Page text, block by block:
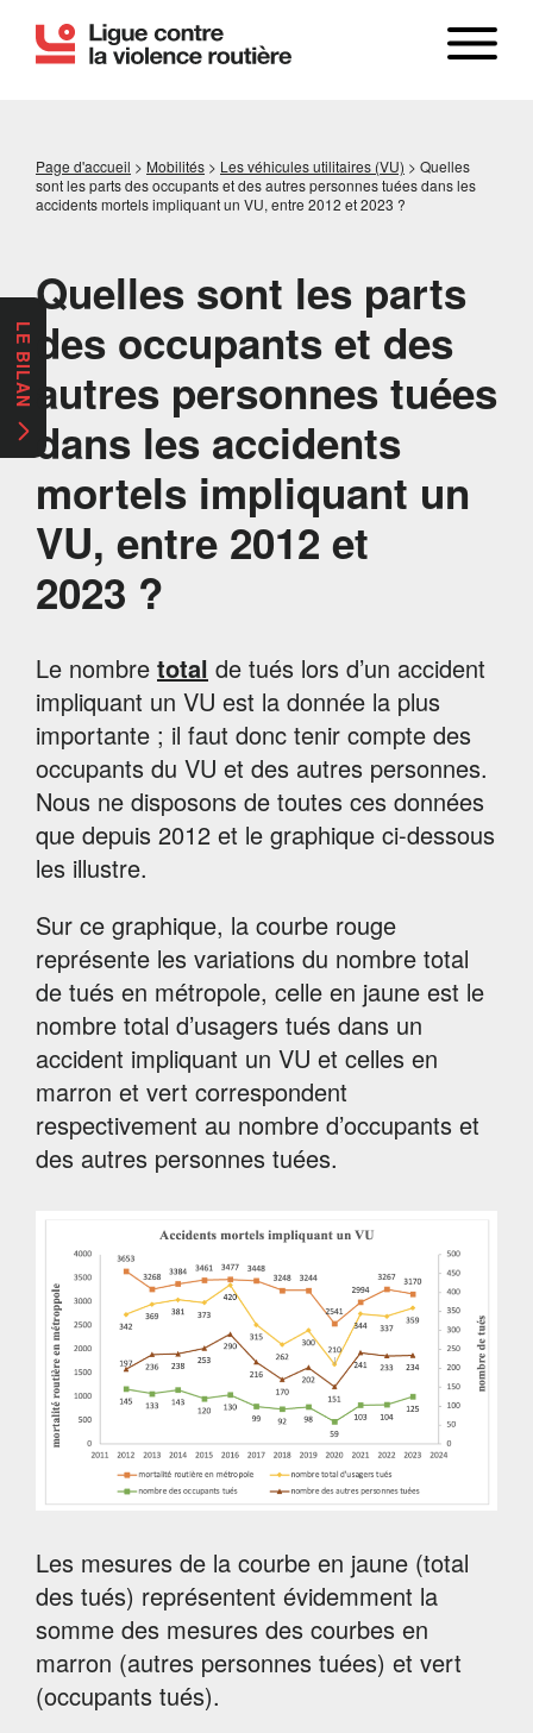
Page d'accueil > Mobilités > Les véhicules utilitaires (VU) > Quelles
sont les parts des occupants et des autres personnes tuées dans les
accidents mortels impliquant un VU, entre 2012 et 2023 ?
Quelles sont les parts
des occupants et des
autres personnes tuées
dans les accidents
mortels impliquant un
VU, entre 2012 et
2023 ?
Le nombre total de tués lors d’un accident
impliquant un VU est la donnée la plus
importante ; il faut donc tenir compte des
occupants du VU et des autres personnes.
Nous ne disposons de toutes ces données
que depuis 2012 et le graphique ci-dessous
les illustre.
Sur ce graphique, la courbe rouge
représente les variations du nombre total
de tués en métropole, celle en jaune est le
nombre total d’usagers tués dans un
accident impliquant un VU et celles en
marron et vert correspondent
respectivement au nombre d’occupants et
des autres personnes tuées.
Les mesures de la courbe en jaune (total
des tués) représentent évidemment la
somme des mesures des courbes en
marron (autres personnes tuées) et vert
(occupants tués).
LE BILAN